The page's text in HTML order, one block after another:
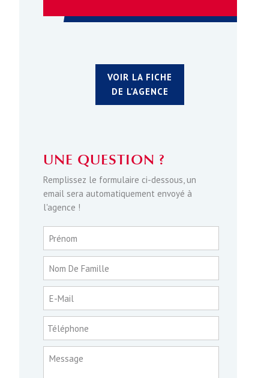
VOIR LA FICHE
DE L'AGENCE
UNE QUESTION ?
Remplissez le formulaire ci-dessous, un
email sera automatiquement envoyé à
l'agence !
Prénom
Nom De Famille
E-Mail
Téléphone
Message